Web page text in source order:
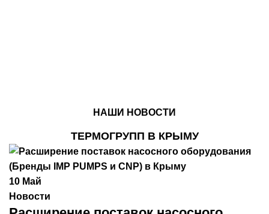
НАШИ НОВОСТИ
ТЕРМОГРУПП В КРЫМУ
10 Май
Новости